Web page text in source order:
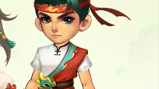
摸鱼嗷喵 谷雨茶室